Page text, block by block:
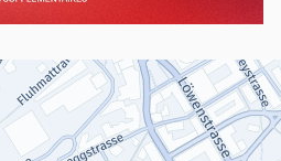
LUCERNE